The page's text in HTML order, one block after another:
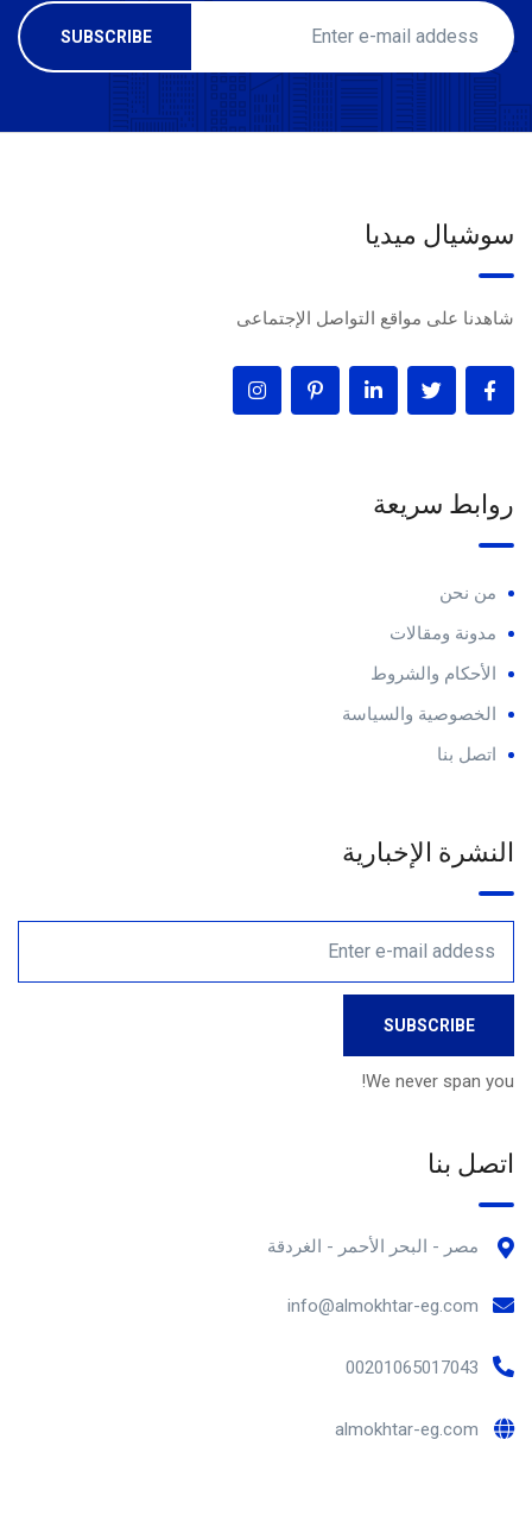
سوشيال ميديا
شاهدنا على مواقع التواصل الإجتماعى
روابط سريعة
من نحن
مدونة ومقالات
الأحكام والشروط
الخصوصية والسياسة
اتصل بنا
النشرة الإخبارية
We never span you!
اتصل بنا
مصر - البحر الأحمر - الغردقة
info@almokhtar-eg.com
00201065017043
almokhtar-eg.com